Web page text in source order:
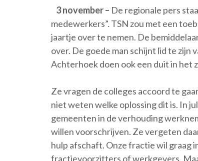
3 november – De regionale pers
medewerkers”. TSN zou met een
jaartje over te nemen. De
over. De goede man schijnt lid te
Achterhoek doen ook een duit in het
Ze vragen de colleges accoord te
niet weten welke oplossing dit is. In
gemeenten in de verhouding
willen voorschrijven. Ze vergeten
hulp afschaft. Onze fractie wil graag
fractievoorzitters of werkgevers.